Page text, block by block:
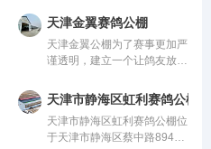
际、国内先进、科学合理的设
计方案进行建设，采用一体化
钢架结构，公棚长200米，宽
28米，高15米，可
天津金翼赛鸽公棚
天津金翼公棚为了赛事更加严
谨透明，建立一个让鸽友放心
赛事总奖金共计1700万，已
于2023年1月18日存入天津市
宁河区体育局、天津宁河信鸽
协会，中国邮政
天津市静海区虹利赛鸽公棚
天津市静海区虹利赛鸽公棚位
于天津市静海区蔡中路894车